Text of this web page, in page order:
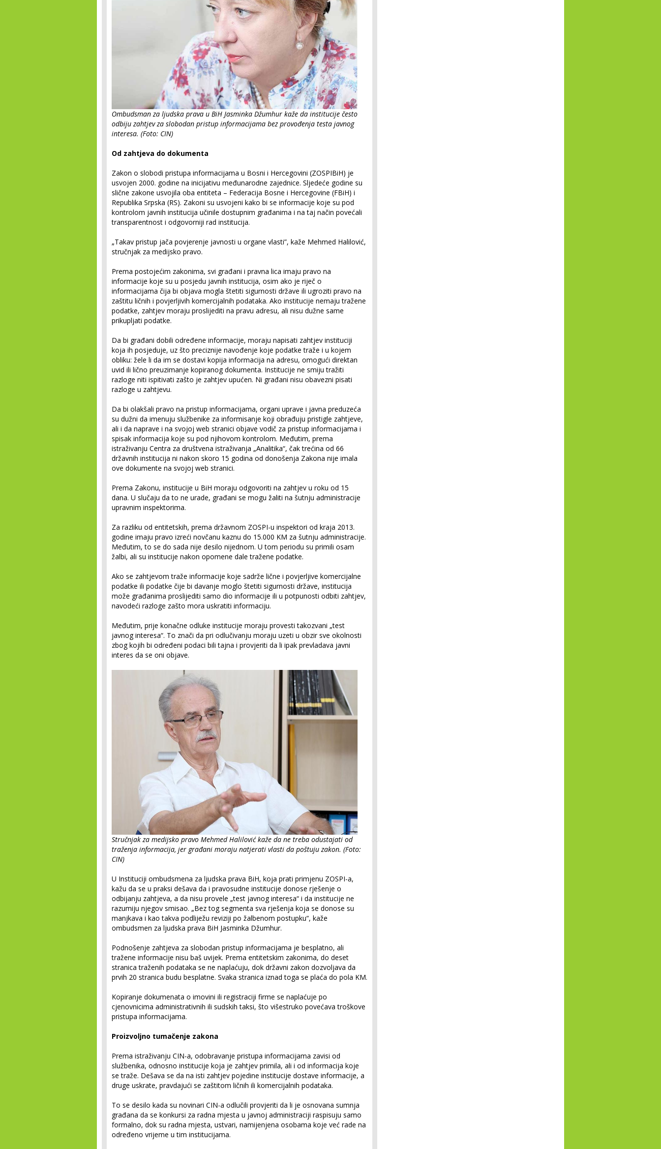
Ombudsman za ljudska prava u BiH Jasminka Džumhur kaže da institucije često
odbiju zahtjev za slobodan pristup informacijama bez provođenja testa javnog
interesa. (Foto: CIN)
Od zahtjeva do dokumenta
Zakon o slobodi pristupa informacijama u Bosni i Hercegovini (ZOSPIBiH) je
usvojen 2000. godine na inicijativu međunarodne zajednice. Sljedeće godine su
slične zakone usvojila oba entiteta – Federacija Bosne i Hercegovine (FBiH) i
Republika Srpska (RS). Zakoni su usvojeni kako bi se informacije koje su pod
kontrolom javnih institucija učinile dostupnim građanima i na taj način povećali
transparentnost i odgovorniji rad institucija.
„Takav pristup jača povjerenje javnosti u organe vlasti”, kaže Mehmed Halilović,
stručnjak za medijsko pravo.
Prema postojećim zakonima, svi građani i pravna lica imaju pravo na
informacije koje su u posjedu javnih institucija, osim ako je riječ o
informacijama čija bi objava mogla štetiti sigurnosti države ili ugroziti pravo na
zaštitu ličnih i povjerljivih komercijalnih podataka. Ako institucije nemaju tražene
podatke, zahtjev moraju proslijediti na pravu adresu, ali nisu dužne same
prikupljati podatke.
Da bi građani dobili određene informacije, moraju napisati zahtjev instituciji
koja ih posjeduje, uz što preciznije navođenje koje podatke traže i u kojem
obliku: žele li da im se dostavi kopija informacija na adresu, omogući direktan
uvid ili lično preuzimanje kopiranog dokumenta. Institucije ne smiju tražiti
razloge niti ispitivati zašto je zahtjev upućen. Ni građani nisu obavezni pisati
razloge u zahtjevu.
Da bi olakšali pravo na pristup informacijama, organi uprave i javna preduzeća
su dužni da imenuju službenike za informisanje koji obrađuju pristigle zahtjeve,
ali i da naprave i na svojoj web stranici objave vodič za pristup informacijama i
spisak informacija koje su pod njihovom kontrolom. Međutim, prema
istraživanju Centra za društvena istraživanja „Analitika“, čak trećina od 66
državnih institucija ni nakon skoro 15 godina od donošenja Zakona nije imala
ove dokumente na svojoj web stranici.
Prema Zakonu, institucije u BiH moraju odgovoriti na zahtjev u roku od 15
dana. U slučaju da to ne urade, građani se mogu žaliti na šutnju administracije
upravnim inspektorima.
Za razliku od entitetskih, prema državnom ZOSPI-u inspektori od kraja 2013.
godine imaju pravo izreći novčanu kaznu do 15.000 KM za šutnju administracije.
Međutim, to se do sada nije desilo nijednom. U tom periodu su primili osam
žalbi, ali su institucije nakon opomene dale tražene podatke.
Ako se zahtjevom traže informacije koje sadrže lične i povjerljive komercijalne
podatke ili podatke čije bi davanje moglo štetiti sigurnosti države, institucija
može građanima proslijediti samo dio informacije ili u potpunosti odbiti zahtjev,
navodeći razloge zašto mora uskratiti informaciju.
Međutim, prije konačne odluke institucije moraju provesti takozvani „test
javnog interesa“. To znači da pri odlučivanju moraju uzeti u obzir sve okolnosti
zbog kojih bi određeni podaci bili tajna i provjeriti da li ipak prevladava javni
interes da se oni objave.
Stručnjak za medijsko pravo Mehmed Halilović kaže da ne treba odustajati od
traženja informacija, jer građani moraju natjerati vlasti da poštuju zakon. (Foto:
CIN)
U Instituciji ombudsmena za ljudska prava BiH, koja prati primjenu ZOSPI-a,
kažu da se u praksi dešava da i pravosudne institucije donose rješenje o
odbijanju zahtjeva, a da nisu provele „test javnog interesa“ i da institucije ne
razumiju njegov smisao. „Bez tog segmenta sva rješenja koja se donose su
manjkava i kao takva podliježu reviziji po žalbenom postupku“, kaže
ombudsmen za ljudska prava BiH Jasminka Džumhur.
Podnošenje zahtjeva za slobodan pristup informacijama je besplatno, ali
tražene informacije nisu baš uvijek. Prema entitetskim zakonima, do deset
stranica traženih podataka se ne naplaćuju, dok državni zakon dozvoljava da
prvih 20 stranica budu besplatne. Svaka stranica iznad toga se plaća do pola KM.
Kopiranje dokumenata o imovini ili registraciji firme se naplaćuje po
cjenovnicima administrativnih ili sudskih taksi, što višestruko povećava troškove
pristupa informacijama.
Proizvoljno tumačenje zakona
Prema istraživanju CIN-a, odobravanje pristupa informacijama zavisi od
službenika, odnosno institucije koja je zahtjev primila, ali i od informacija koje
se traže. Dešava se da na isti zahtjev pojedine institucije dostave informacije, a
druge uskrate, pravdajući se zaštitom ličnih ili komercijalnih podataka.
To se desilo kada su novinari CIN-a odlučili provjeriti da li je osnovana sumnja
građana da se konkursi za radna mjesta u javnoj administraciji raspisuju samo
formalno, dok su radna mjesta, ustvari, namijenjena osobama koje već rade na
određeno vrijeme u tim institucijama.